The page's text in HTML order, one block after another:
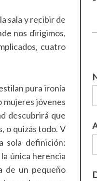
sala y recibir de
nos dirigimos,
cuatro
pura ironía
mujeres jóvenes
descubrirá que
o quizás todo. V
sola definición:
única herencia
de un pequeño